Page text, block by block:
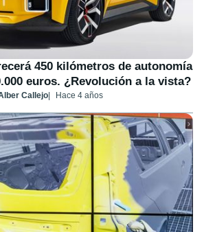
450 kilómetros de autonomía
euros. ¿Revolución a la vista?
Callejo Hace 4 años